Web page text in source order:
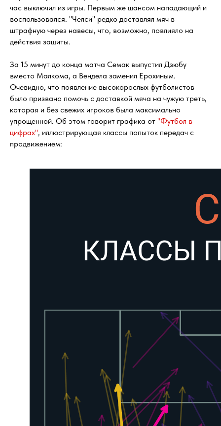
час выключил из игры. Первым же шансом нападающий и
воспользовался. "Челси" редко доставлял мяч в
штрафную через навесы, что, возможно, повлияло на
действия защиты.
За 15 минут до конца матча Семак выпустил Дзюбу
вместо Малкома, а Вендела заменил Ерохиным.
Очевидно, что появление высокорослых футболистов
было призвано помочь с доставкой мяча на чужую треть,
которая и без свежих игроков была максимально
упрощенной. Об этом говорит графика от "Футбол в
цифрах", иллюстрирующая классы попыток передач с
продвижением: